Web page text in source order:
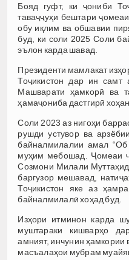
Бояд гуфт, ки ҷониби
таваҷҷуҳи бештари
обу иқлим ва обшавии
буд, ки соли 2025 Соли
эълон карда шавад.
Президенти мамлакат
Тоҷикистон дар ин самт
Машварати ҳамкорӣ ва
ҳамаҷониба дастгирӣ
Соли 2023 аз нигоҳи
рушди устувор ва
байналмилалии амал “Об
муҳим мебошад. Ҷомеаи
Созмони Милали
баргузор мешавад,
Тоҷикистон яке аз
байналмилалӣ хоҳад буд.
Изҳори итминон карда
муштараки кишварҳо
амният, инчунин ҳамкории
масъалаҳои мубрам